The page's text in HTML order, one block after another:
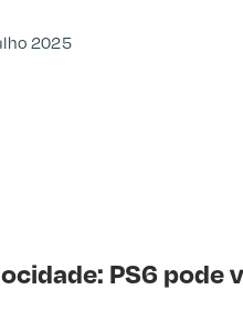
2025
PS6 pode